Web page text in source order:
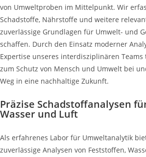
von Umweltproben im Mittelpunkt. Wir
Schadstoffe, Nährstoffe und weitere
zuverlässige Grundlagen für Umwelt- und
schaffen. Durch den Einsatz moderner
Expertise unseres interdisziplinären
zum Schutz von Mensch und Umwelt bei
Weg in eine nachhaltige Zukunft.
Präzise Schadstoffanalysen
Wasser und Luft
Als erfahrenes Labor für Umweltanalytik
zuverlässige Analysen von Feststoffen,